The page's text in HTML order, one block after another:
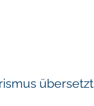
übersetzt